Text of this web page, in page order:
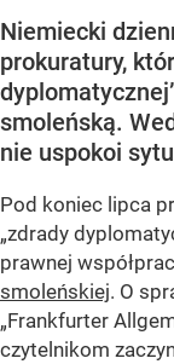
Niemiecki
prokuratury,
smoleńską.
nie uspokoi
Pod koniec lipca
„zdrady
prawnej
smoleńskiej. O
„Frankfurter
czytelnikom